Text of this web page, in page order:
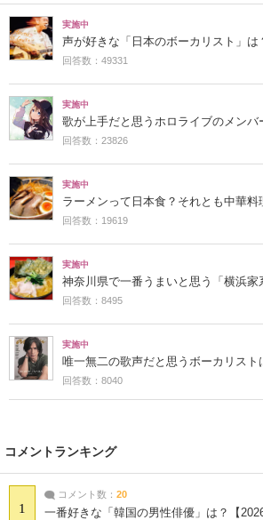
実施中
声が好きな「日本のボーカリスト」は
回答数：49331
実施中
歌が上手だと思うホロライブのメンバ
回答数：23826
実施中
ラーメンって日本食？それとも中華料
回答数：19619
実施中
神奈川県で一番うまいと思う「横浜家
回答数：8495
実施中
唯一無二の歌声だと思うボーカリスト
回答数：8040
コメントランキング
1
コメント数： 20
一番好きな「韓国の男性俳優」は？【